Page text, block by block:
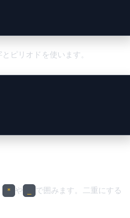
ピリオドを使います。
* や
で囲みます。二重にする